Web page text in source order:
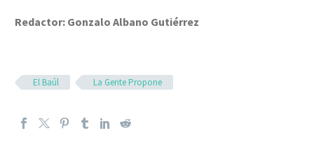
Redactor: Gonzalo Albano Gutiérrez
El Baúl La Gente Propone